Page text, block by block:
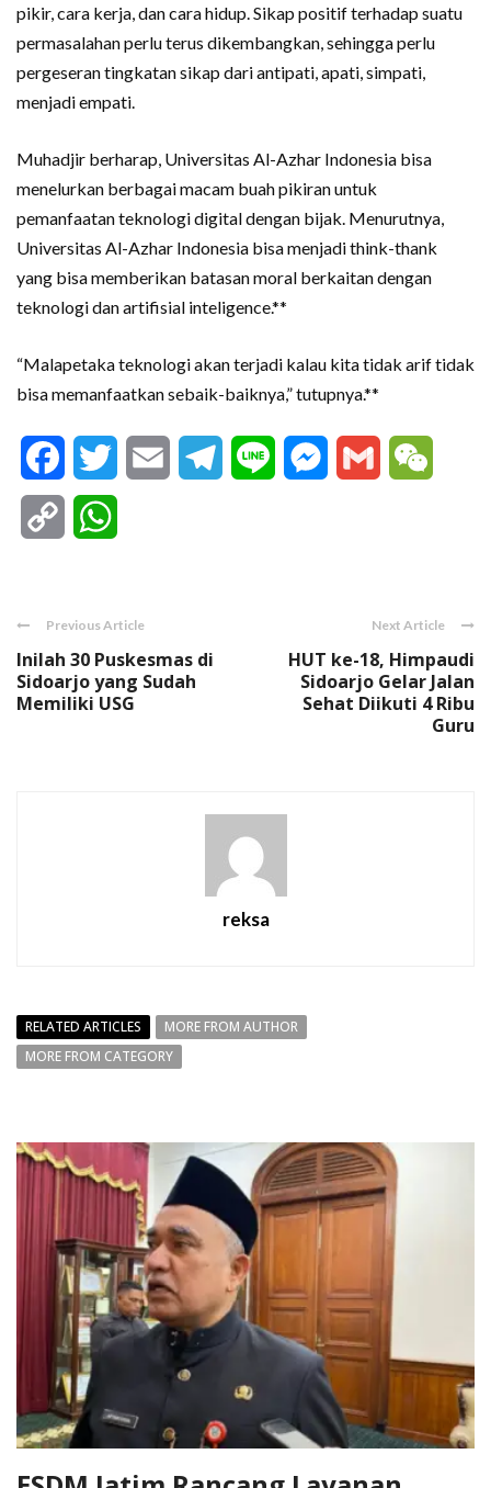
pikir, cara kerja, dan cara hidup. Sikap positif terhadap suatu
permasalahan perlu terus dikembangkan, sehingga perlu
pergeseran tingkatan sikap dari antipati, apati, simpati,
menjadi empati.
Muhadjir berharap, Universitas Al-Azhar Indonesia bisa
menelurkan berbagai macam buah pikiran untuk
pemanfaatan teknologi digital dengan bijak. Menurutnya,
Universitas Al-Azhar Indonesia bisa menjadi think-thank
yang bisa memberikan batasan moral berkaitan dengan
teknologi dan artifisial inteligence.**
“Malapetaka teknologi akan terjadi kalau kita tidak arif tidak
bisa memanfaatkan sebaik-baiknya,” tutupnya.**
FacebookTwitter Email Telegram
Line Messenger
Gmail
Copy
Previous Article
Inilah 30 Puskesmas di
Sidoarjo yang Sudah
Memiliki USG
Next Article
HUT ke-18, Himpaudi
Sidoarjo Gelar Jalan
Sehat Diikuti 4 Ribu
Guru
reksa
RELATED ARTICLES
MORE FROM AUTHOR
MORE FROM CATEGORY